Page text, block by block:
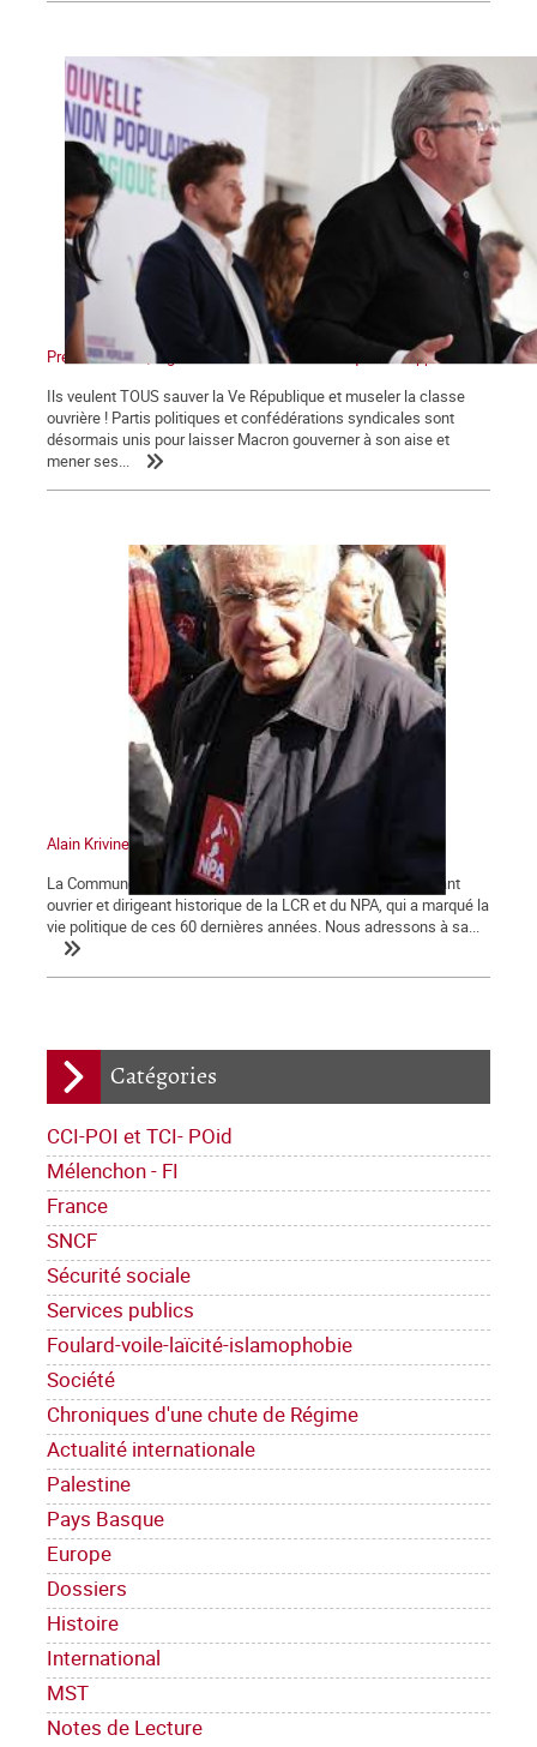
Catégories
CCI-POI et TCI- POid
Mélenchon - FI
France
SNCF
Sécurité sociale
Services publics
Foulard-voile-laïcité-islamophobie
Société
Chroniques d'une chute de Régime
Actualité internationale
Palestine
Pays Basque
Europe
Dossiers
Histoire
International
MST
Notes de Lecture
Présidentielles, législatives : Non au front unique des appareils !
Ils veulent TOUS sauver la Ve République et museler la classe
ouvrière ! Partis politiques et confédérations syndicales sont
désormais unis pour laisser Macron gouverner à son aise et
mener ses...
Alain Krivine
La Commune tient à saluer la mémoire d'Alain Krivine, militant
ouvrier et dirigeant historique de la LCR et du NPA, qui a marqué la
vie politique de ces 60 dernières années. Nous adressons à sa...